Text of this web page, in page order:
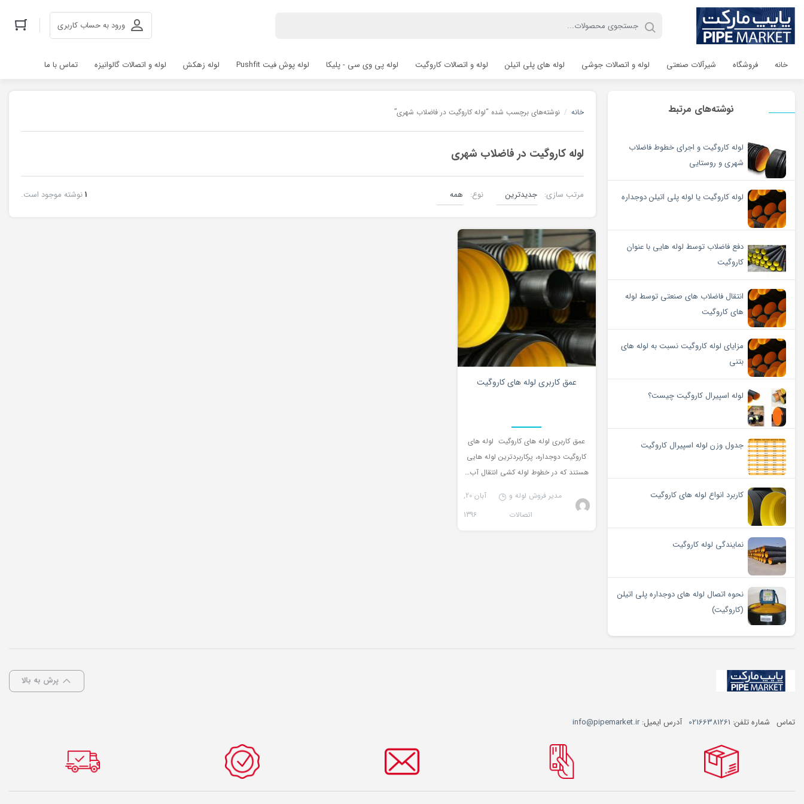
ورود به حساب کاربری
خانه فروشگاه شیرآلات صنعتی لوله و اتصالات جوشی لوله های پلی اتیلن لوله و اتصالات کاروگیت لوله پی وی سی - پلیکا لوله پوش فیت Pushfit لوله زهکش لوله و اتصالات گالوانیزه تماس با ما
نوشته‌های مرتبط
لوله کاروگیت و اجرای خطوط فاضلاب
شهری و روستایی
لوله کاروگیت یا لوله پلی اتیلن دوجداره
دفع فاضلاب توسط لوله هایی با عنوان
کاروگیت
انتقال فاضلاب های صنعتی توسط لوله
های کاروگیت
مزایای لوله کاروگیت نسبت به لوله های
بتنی
لوله اسپیرال کاروگیت چیست؟
جدول وزن لوله اسپیرال کاروگیت
کاربرد انواع لوله های کاروگیت
نمایندگی لوله کاروگیت
نحوه اتصال لوله های دوجداره پلی اتیلن
(کاروگیت)
خانه / نوشته‌های برچسب شده “لوله کاروگیت در فاضلاب شهری”
لوله کاروگیت در فاضلاب شهری
مرتب سازی: نوع: 1نوشته موجود است.
عمق کاربری لوله های کاروگیت
عمق کاربری لوله های کاروگیت لوله های
کاروگیت دوجداره، پرکاربردترین لوله هایی
هستند که در خطوط لوله کشی انتقال آب…
مدیر فروش لوله و
اتصالات
آبان 20,
1396
پرش به بالا
تماس شماره تلفن: 02166381261 آدرس ایمیل:info@pipemarket.ir